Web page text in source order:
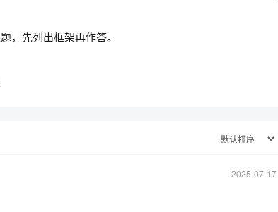
，先列出框架再作答。
2025-07-17